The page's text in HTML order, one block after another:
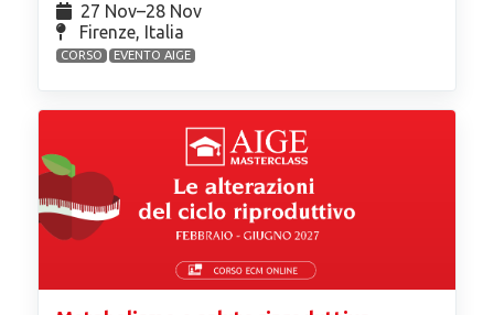
27 Nov⁠–28 Nov
Firenze, Italia
CORSO EVENTO AIGE